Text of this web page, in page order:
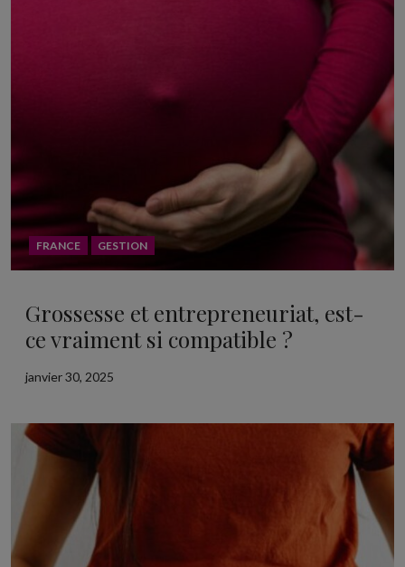
FRANCE GESTION
Grossesse et entrepreneuriat, est-
ce vraiment si compatible ?
janvier 30, 2025